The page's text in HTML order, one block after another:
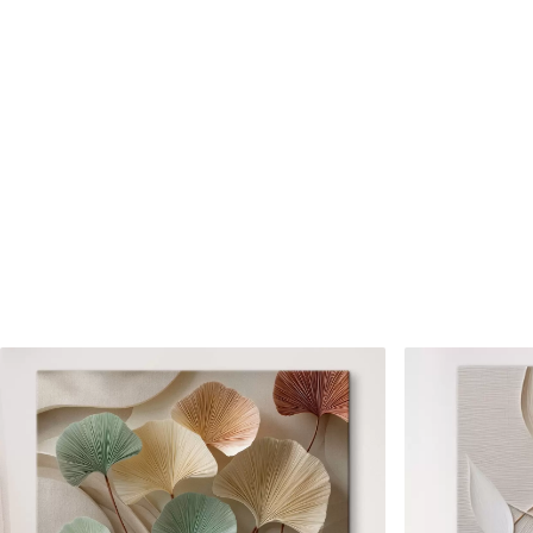
✓
✓Biztonságos, szagtalan tinta
✗ Vászonhatású felület
✗Környezetbarát anyag
✓
✓ Biztonságos,
✓ Vászonhatású felület
✗ Környezetbarát anyag